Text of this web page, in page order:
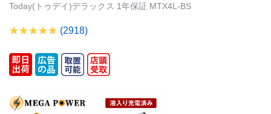
Today(トゥデイ)デラックス 1年保証 MTX4L-BS
(2918)